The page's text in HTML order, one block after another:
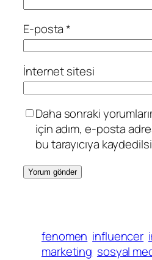
E-posta*
İnternet sitesi
Daha sonraki
için adım, e-posta
bu tarayıcıya
fenomen influencer
marketing sosyal